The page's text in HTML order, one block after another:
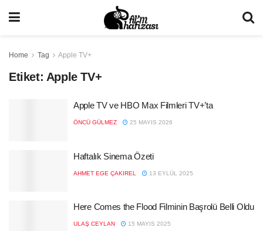
Home Tag Apple TV+
Etiket: Apple TV+
Apple TV ve HBO Max Filmleri TV+’ta
ÖNCÜ GÜLMEZ 25 MAYIS 2026
Haftalık Sinema Özeti
AHMET EGE ÇAKIREL 13 EYLÜL 2025
Here Comes the Flood Filminin Başrolü Belli Oldu
ULAŞ CEYLAN 15 MAYIS 2025